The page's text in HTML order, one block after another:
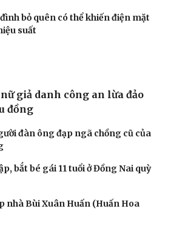
Muốn bứt phá phải vượt
Nam 7 tháng 2026: Những con
làng biển Đắk Lắk giữ chân du
“Ba kết nối”, xúc tiến đón dòng vốn
cai Vòng chung kết Giải Vô địch
2027